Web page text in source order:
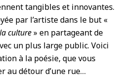
tangibles et innovantes.
par l’artiste dans le but «
culture» en partageant de
un plus large public. Voici
à la poésie, que vous
au détour d’une rue…